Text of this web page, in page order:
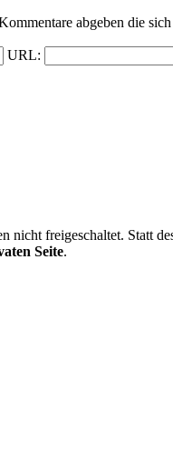
abgeben die
URL:
freigeschaltet. Statt
Seite.